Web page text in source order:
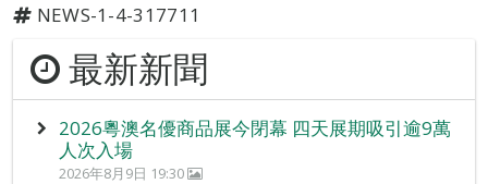
NEWS-1-4-317711
最新新聞
2026粵澳名優商品展今閉幕 四天展期吸引逾9萬
人次入場
2026年8月9日 19:30